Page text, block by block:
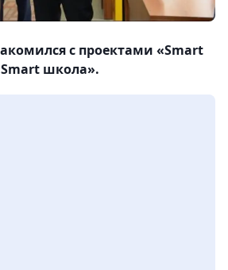
с проектами «Smart
школа».